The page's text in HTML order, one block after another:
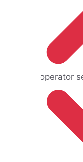
operator